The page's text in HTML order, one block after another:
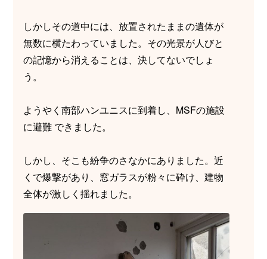
しかしその道中には、放置されたままの遺体が
無数に横たわっていました。その光景が人びと
の記憶から消えることは、決してないでしょ
う。
ようやく南部ハンユニスに到着し、MSFの施設
に避難 できました。
しかし、そこも紛争のさなかにありました。近
くで爆撃があり、窓ガラスが粉々に砕け、建物
全体が激しく揺れました。